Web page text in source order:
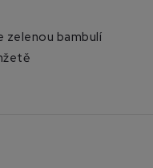
zelenou bambulí